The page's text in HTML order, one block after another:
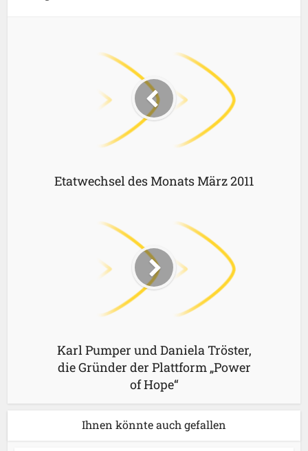
Etatwechsel des Monats März 2011
Karl Pumper und Daniela Tröster,
die Gründer der Plattform „Power
of Hope“
Ihnen könnte auch gefallen